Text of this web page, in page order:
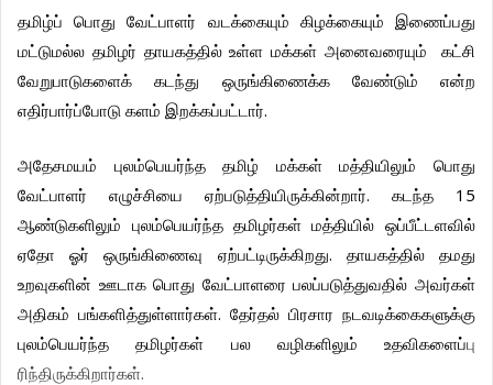
தமிழ்ப் பொது வேட்பாளர் வடக்கையும் கிழக்கையும்
இணைப்பது
மட்டுமல்ல தமிழர் தாயகத்தில் உள்ள மக்கள் அனைவரையும்
கட்சி
வேறுபாடுகளைக்
கடந்து ஒருங்கிணைக்க வேண்டும்
என்ற
எதிர்பார்ப்போடு களம் இறக்கப்பட்டார்.
அதேசமயம் புலம்பெயர்ந்த தமிழ் மக்கள் மத்தியிலும்
பொது
வேட்பாளர்
எழுச்சியை ஏற்படுத்தியிருக்கின்றார். கடந்த15
ஆண்டுகளிலும் புலம்பெயர்ந்த தமிழர்கள் மத்தியில்
ஒப்பீட்டளவில்
ஏதோ
ஓர் ஒருங்கிணைவு ஏற்பட்டிருக்கிறது. தாயகத்தில்
தமது
உறவுகளின் ஊடாக பொது வேட்பாளரை பலப்படுத்துவதில் அவர்கள்
அதிகம் பங்களித்துள்ளார்கள். தேர்தல் பிரசார நடவடிக்கைகளுக்கு
புலம்பெயர்ந்த
தமிழர்கள் பல வழிகளிலும் உதவிகளைப்பு
ரிந்திருக்கிறார்கள்.